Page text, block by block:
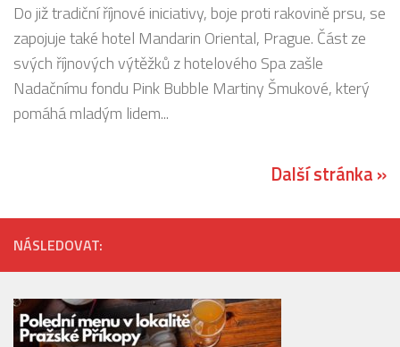
Do již tradiční říjnové iniciativy, boje proti rakovině prsu, se
zapojuje také hotel Mandarin Oriental, Prague. Část ze
svých říjnových výtěžků z hotelového Spa zašle
Nadačnímu fondu Pink Bubble Martiny Šmukové, který
pomáhá mladým lidem...
Další stránka »
NÁSLEDOVAT: